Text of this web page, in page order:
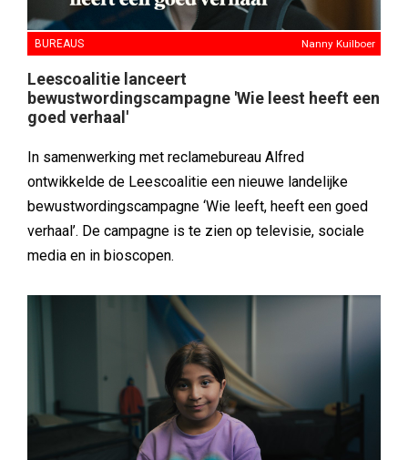
BUREAUS Nanny Kuilboer
Leescoalitie lanceert
bewustwordingscampagne 'Wie leest heeft een
goed verhaal'
In samenwerking met reclamebureau Alfred
ontwikkelde de Leescoalitie een nieuwe landelijke
bewustwordingscampagne ‘Wie leeft, heeft een goed
verhaal’. De campagne is te zien op televisie, sociale
media en in bioscopen.